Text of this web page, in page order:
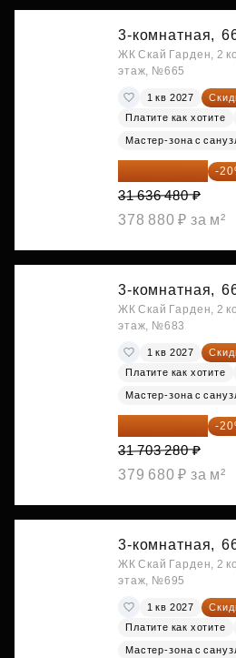
3-комнатная,
ЖК Скай Гарден, 2
этаж, №665
1 кв 2027
Платите как хотите
Мастер-зона с
25 309 184 ₽ -
31 636 480 ₽
378 880 ₽ за м²
3-комнатная,
ЖК Скай Гарден, 2
этаж, №683
1 кв 2027
Платите как хотите
Мастер-зона с
25 362 624 ₽ -
31 703 280 ₽
379 680 ₽ за м²
3-комнатная,
ЖК Скай Гарден, 2
этаж, №695
1 кв 2027
Платите как хотите
Мастер-зона с